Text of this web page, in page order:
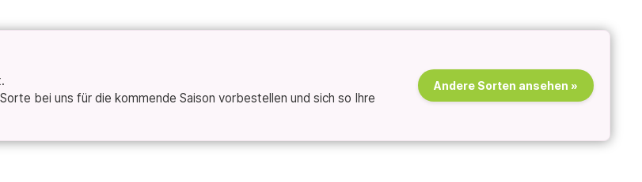
bei uns für die kommende Saison vorbestellen und sich so Ihre
Andere Sorten ansehen »